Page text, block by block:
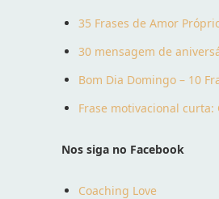
35 Frases de Amor
30 mensagem de
Bom Dia Domingo – 10
Frase motivacional
Nos siga no Facebook
Coaching Love